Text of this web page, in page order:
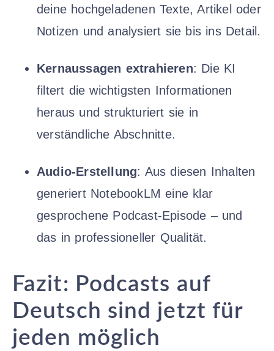
deine hochgeladenen Texte, Artikel oder
Notizen und analysiert sie bis ins Detail.
Kernaussagen extrahieren: Die KI
filtert die wichtigsten Informationen
heraus und strukturiert sie in
verständliche Abschnitte.
Audio-Erstellung: Aus diesen Inhalten
generiert NotebookLM eine klar
gesprochene Podcast-Episode – und
das in professioneller Qualität.
Fazit: Podcasts auf
Deutsch sind jetzt für
jeden möglich